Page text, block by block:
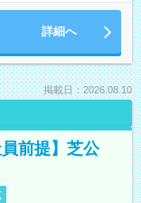
詳細へ
掲載日：2026.08.10
前提】芝公